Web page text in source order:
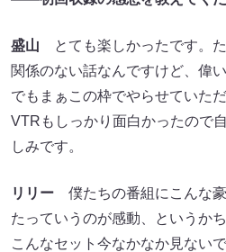
盛山 とても楽しかったです。
関係のない話なんですけど、偉
でもまぁこの枠でやらせていた
VTRもしっかり面白かったので
しみです。
リリー 僕たちの番組にこんな
たっていうのが感動、というか
こんなセット今なかなか見ない